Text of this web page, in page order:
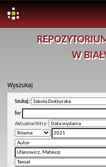
W
Wyszukaj
Szukaj:
for
Aktualne filtry: